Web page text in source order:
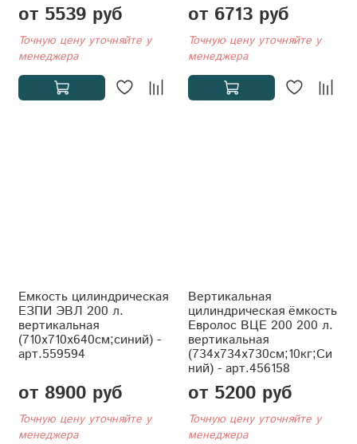
от 5539 руб
Точную цену уточняйте у
менеджера
от 6713 руб
Точную цену уточняйте у
менеджера
Емкость цилиндрическая
ЕЗПИ ЭВЛ 200 л.
вертикальная
(710x710x640см;синий) -
арт.559594
от 8900 руб
Точную цену уточняйте у
менеджера
Вертикальная
цилиндрическая ёмкость
Евролос ВЦЕ 200 200 л.
вертикальная
(734x734x730см;10кг;Си
ний) - арт.456158
от 5200 руб
Точную цену уточняйте у
менеджера